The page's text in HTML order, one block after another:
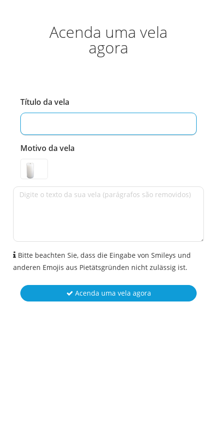
Acenda uma vela
agora
Título da vela
Motivo da vela
Bitte beachten Sie, dass die Eingabe von Smileys und
anderen Emojis aus Pietätsgründen nicht zulässig ist.
Acenda uma vela agora